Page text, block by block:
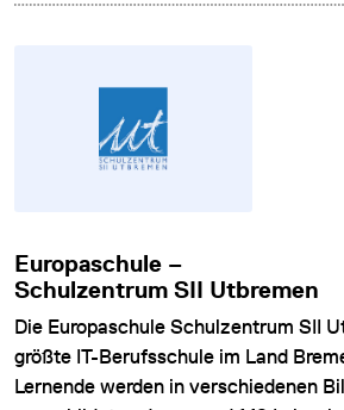
Europaschule –
Schulzentrum SII Utbremen
Die Europaschule Schulzentrum SII
größte IT-Berufsschule im Land
Lernende werden in verschiedenen